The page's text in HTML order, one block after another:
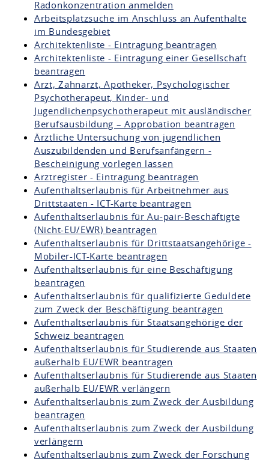
Radonkonzentration anmelden
Arbeitsplatzsuche im Anschluss an Aufenthalte
im Bundesgebiet
Architektenliste - Eintragung beantragen
Architektenliste - Eintragung einer Gesellschaft
beantragen
Arzt, Zahnarzt, Apotheker, Psychologischer
Psychotherapeut, Kinder- und
Jugendlichenpsychotherapeut mit ausländischer
Berufsausbildung – Approbation beantragen
Ärztliche Untersuchung von jugendlichen
Auszubildenden und Berufsanfängern -
Bescheinigung vorlegen lassen
Arztregister - Eintragung beantragen
Aufenthaltserlaubnis für Arbeitnehmer aus
Drittstaaten - ICT-Karte beantragen
Aufenthaltserlaubnis für Au-pair-Beschäftigte
(Nicht-EU/EWR) beantragen
Aufenthaltserlaubnis für Drittstaatsangehörige -
Mobiler-ICT-Karte beantragen
Aufenthaltserlaubnis für eine Beschäftigung
beantragen
Aufenthaltserlaubnis für qualifizierte Geduldete
zum Zweck der Beschäftigung beantragen
Aufenthaltserlaubnis für Staatsangehörige der
Schweiz beantragen
Aufenthaltserlaubnis für Studierende aus Staaten
außerhalb EU/EWR beantragen
Aufenthaltserlaubnis für Studierende aus Staaten
außerhalb EU/EWR verlängern
Aufenthaltserlaubnis zum Zweck der Ausbildung
beantragen
Aufenthaltserlaubnis zum Zweck der Ausbildung
verlängern
Aufenthaltserlaubnis zum Zweck der Forschung